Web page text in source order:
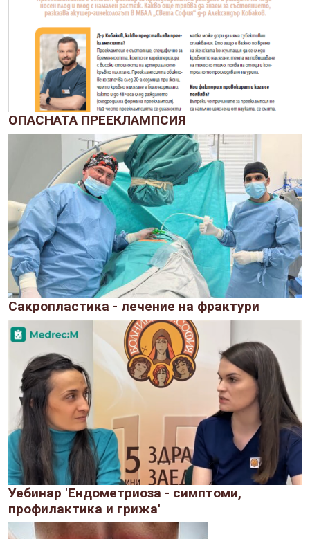
ОПАСНАТА ПРЕЕКЛАМПСИЯ
Сакропластика - лечение на фрактури
Уебинар 'Ендометриоза - симптоми,
профилактика и грижа'